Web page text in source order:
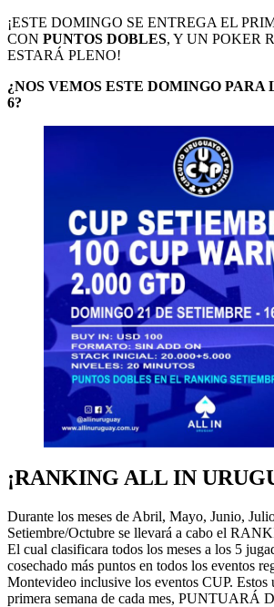
¡ESTE DOMINGO SE ENTREGA EL
CON PUNTOS DOBLES, Y UN POKER
ESTARÁ PLENO!
¿NOS VEMOS ESTE DOMINGO PARA
6?
¡RANKING ALL IN
Durante los meses de Abril, Mayo, Junio,
Setiembre/Octubre se llevará a cabo el
El cual clasificara todos los meses a los 5
cosechado más puntos en todos los eventos
Montevideo inclusive los eventos CUP. Estos
primera semana de cada mes, PUNTUARÁ